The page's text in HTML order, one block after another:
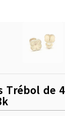
Trébol de